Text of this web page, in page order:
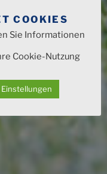
COOKIES
Sie Informationen
Cookie-Nutzung
Einstellungen